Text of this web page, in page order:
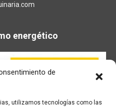
de
utilizamos tecnologías como las
energético